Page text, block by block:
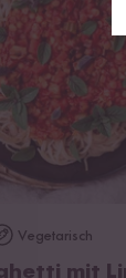
Vegetarisch
mit